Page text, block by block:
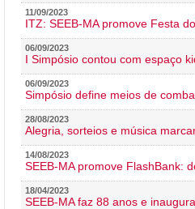
11/09/2023
ITZ: SEEB-MA promove Festa
06/09/2023
I Simpósio contou com espaço
06/09/2023
Simpósio define meios de
28/08/2023
Alegria, sorteios e música
14/08/2023
SEEB-MA promove FlashBank:
18/04/2023
SEEB-MA faz 88 anos e